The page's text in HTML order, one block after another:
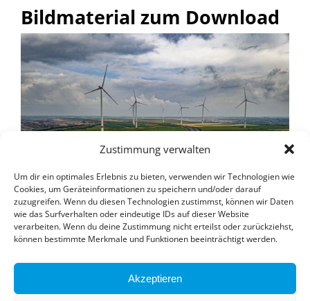
Zustimmung verwalten
Um dir ein optimales Erlebnis zu bieten, verwenden wir Technologien wie
Cookies, um Geräteinformationen zu speichern und/oder darauf
zuzugreifen. Wenn du diesen Technologien zustimmst, können wir Daten
wie das Surfverhalten oder eindeutige IDs auf dieser Website
verarbeiten. Wenn du deine Zustimmung nicht erteilst oder zurückziehst,
können bestimmte Merkmale und Funktionen beeinträchtigt werden.
Akzeptieren
Bildmaterial zum Download